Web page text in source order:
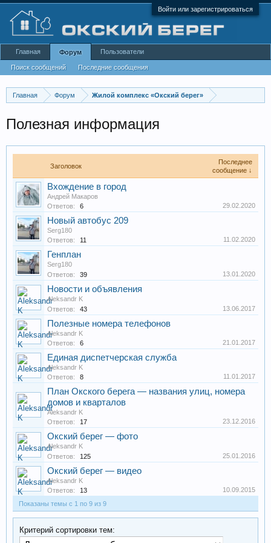
Войти или зарегистрироваться
Главная Форум Жилой комплекс «Окский берег»
Полезная информация
Заголовок
Последнее
сообщение ↓
Вхождение в город
Андрей Макаров
Ответов:
6 29.02.2020
Новый автобус 209
Serg180
Ответов:
11 11.02.2020
Генплан
Serg180
Ответов:
39 13.01.2020
Новости и объявления
Aleksandr K
Ответов:
43 13.06.2017
Полезные номера телефонов
Aleksandr K
Ответов:
6 21.01.2017
Единая диспетчерская служба
Aleksandr K
Ответов:
8 11.01.2017
План Окского берега — названия улиц, номера
домов и кварталов
Aleksandr K
Ответов:
17 23.12.2016
Окский берег — фото
Aleksandr K
Ответов:
125 25.01.2016
Окский берег — видео
Aleksandr K
Ответов:
13
10.09.2015
Показаны темы с 1 по 9 из 9
Критерий сортировки тем:
Главная Форум
Поиск сообщений Последние сообщения
Пользователи